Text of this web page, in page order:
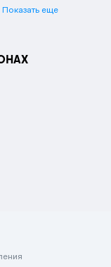
Показать еще